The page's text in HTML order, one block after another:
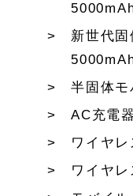
新世代
半固体
AC充電
ワイヤ
ワイヤ